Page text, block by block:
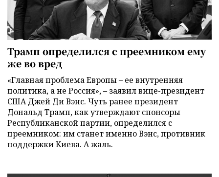
Трамп определился с преемником ему
же во вред
«Главная проблема Европы – ее внутренняя
политика, а не Россия», – заявил вице-президент
США Джей Ди Вэнс. Чуть ранее президент
Дональд Трамп, как утверждают спонсоры
Республиканской партии, определился с
преемником: им станет именно Вэнс, противник
поддержки Киева. А жаль.